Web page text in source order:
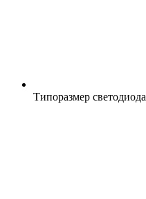
Типоразмер светодиода